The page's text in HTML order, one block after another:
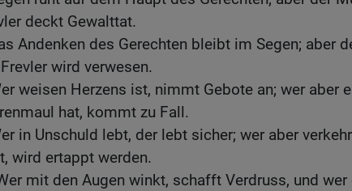
deckt Gewalttat.
Andenken des Gerechten bleibt im Segen; aber
wird verwesen.
weisen Herzens ist, nimmt Gebote an; wer aber
hat, kommt zu Fall.
in Unschuld lebt, der lebt sicher; wer aber
wird ertappt werden.
mit den Augen winkt, schafft Verdruss, und wer